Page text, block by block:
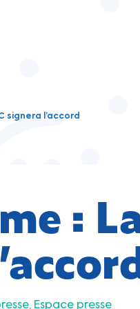
signera l’accord
:
Espace presse